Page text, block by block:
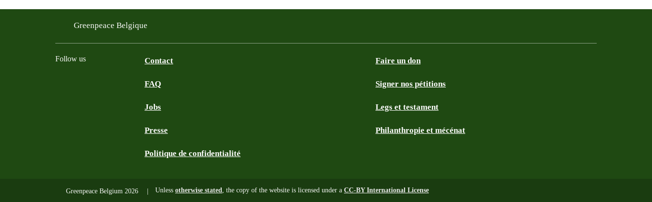
Greenpeace Belgique
Follow us Contact
FAQ
Jobs
Presse
Politique de confidentialité
Faire un don
Signer nos pétitions
Legs et testament
Philanthropie et mécénat
Greenpeace Belgium 2026 Unless otherwise stated, the copy of the website is licensed under a CC-BY International License